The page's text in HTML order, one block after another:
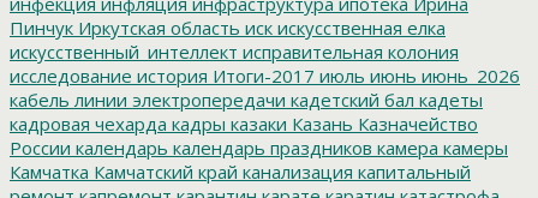
Пинчук Иркутская область иск искусственная елка
искусственный_интеллект исправительная колония
исследование история Итоги-2017 июль июнь июнь_2026
кабель линии электропередачи кадетский бал кадеты
кадровая чехарда кадры казаки Казань Казначейство
России календарь календарь праздников камера камеры
Камчатка Камчатский край канализация капитальный